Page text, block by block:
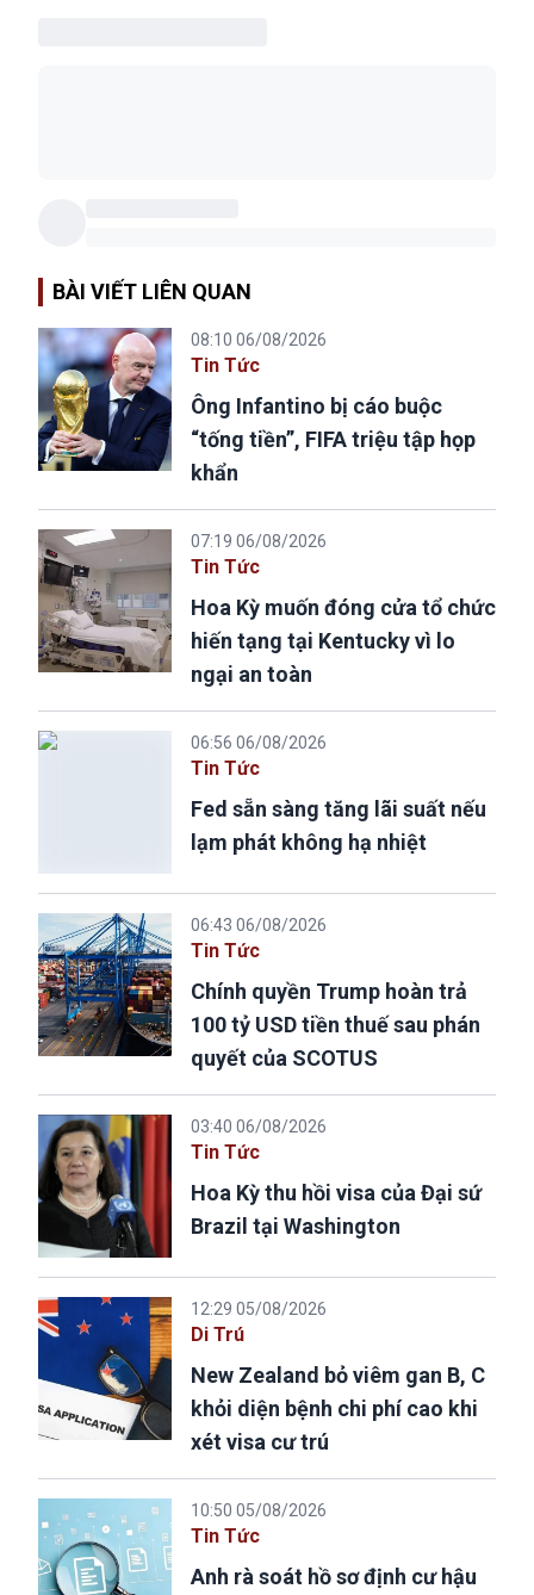
BÀI VIẾT LIÊN QUAN
08:10 06/08/2026
Tin Tức
Ông Infantino bị cáo buộc
“tống tiền”, FIFA triệu tập họp
khẩn
07:19 06/08/2026
Tin Tức
Hoa Kỳ muốn đóng cửa tổ chức
hiến tạng tại Kentucky vì lo
ngại an toàn
06:56 06/08/2026
Tin Tức
Fed sẵn sàng tăng lãi suất nếu
lạm phát không hạ nhiệt
06:43 06/08/2026
Tin Tức
Chính quyền Trump hoàn trả
100 tỷ USD tiền thuế sau phán
quyết của SCOTUS
03:40 06/08/2026
Tin Tức
Hoa Kỳ thu hồi visa của Đại sứ
Brazil tại Washington
12:29 05/08/2026
Di Trú
New Zealand bỏ viêm gan B, C
khỏi diện bệnh chi phí cao khi
xét visa cư trú
10:50 05/08/2026
Tin Tức
Anh rà soát hồ sơ định cư hậu